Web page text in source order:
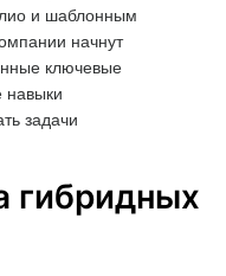
и шаблонным
начнут
ключевые
навыки
задачи
гибридных